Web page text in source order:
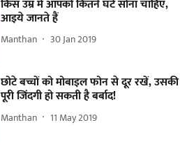
किस उम्र में आपको कितने घंटे सोना चाहिए,
आइये जानते हैं
Manthan 30 Jan 2019
छोटे बच्चों को मोबाइल फोन से दूर रखें, उसकी
पूरी जिंदगी हो सकती है बर्बाद!
Manthan 11 May 2019